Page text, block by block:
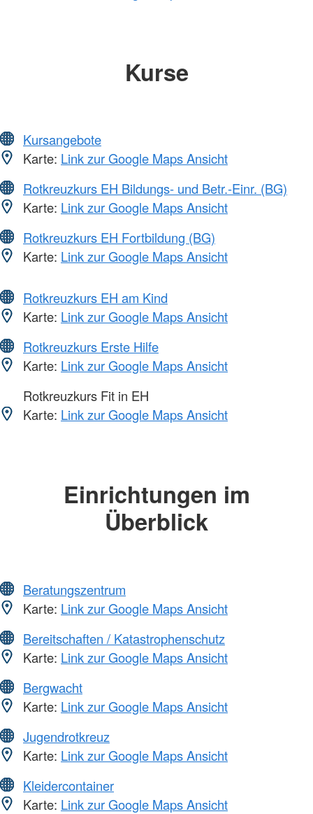
Kurse
Kursangebote
Karte: Link zur Google Maps Ansicht
Rotkreuzkurs EH Bildungs- und Betr.-Einr. (BG)
Karte: Link zur Google Maps Ansicht
Rotkreuzkurs EH Fortbildung (BG)
Karte: Link zur Google Maps Ansicht
Rotkreuzkurs EH am Kind
Karte: Link zur Google Maps Ansicht
Rotkreuzkurs Erste Hilfe
Karte: Link zur Google Maps Ansicht
Rotkreuzkurs Fit in EH
Karte: Link zur Google Maps Ansicht
Einrichtungen im
Überblick
Beratungszentrum
Karte: Link zur Google Maps Ansicht
Bereitschaften / Katastrophenschutz
Karte: Link zur Google Maps Ansicht
Bergwacht
Karte: Link zur Google Maps Ansicht
Jugendrotkreuz
Karte: Link zur Google Maps Ansicht
Kleidercontainer
Karte: Link zur Google Maps Ansicht